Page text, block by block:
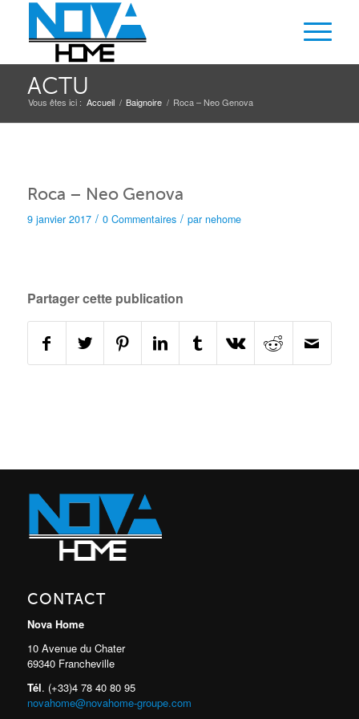
ACTU
Vous êtes ici : Accueil / Baignoire / Roca – Neo Genova
Roca – Neo Genova
9 janvier 2017 / 0 Commentaires / par nehome
Partager cette publication
CONTACT
Nova Home
10 Avenue du Chater
69340 Francheville
Tél. (+33)4 78 40 80 95
novahome@novahome-groupe.com